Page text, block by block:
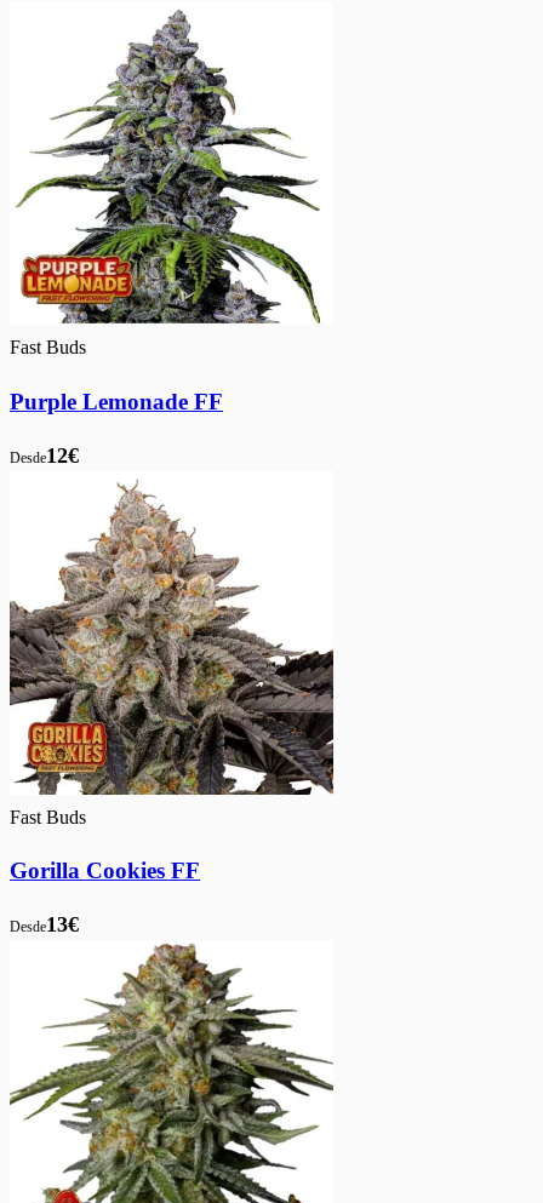
Fast Buds
Purple Lemonade FF
Desde12€
Fast Buds
Gorilla Cookies FF
Desde13€